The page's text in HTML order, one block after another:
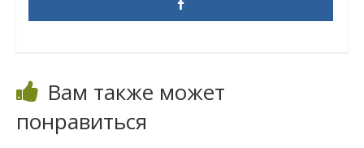
Вам также может
понравиться